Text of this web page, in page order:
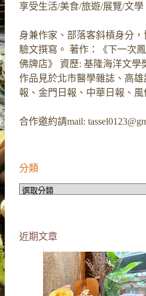
享受生活/美食/旅遊/展覽/文學
身兼作家、部落客斜槓身分
驗文撰寫。 著作：《下一次
佛牌店》 資歷: 基隆海洋文學
作品見於北市醫學雜誌、高
報、金門日報、中華日報、風
合作邀約請mail:
分類
分
近期文章